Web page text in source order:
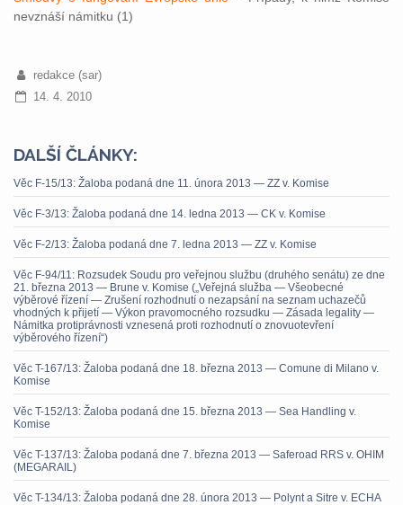
nevznáší námitku (1)
redakce (sar)
14. 4. 2010
DALŠÍ ČLÁNKY:
Věc F-15/13: Žaloba podaná dne 11. února 2013 — ZZ v. Komise
Věc F-3/13: Žaloba podaná dne 14. ledna 2013 — CK v. Komise
Věc F-2/13: Žaloba podaná dne 7. ledna 2013 — ZZ v. Komise
Věc F-94/11: Rozsudek Soudu pro veřejnou službu (druhého senátu) ze dne
21. března 2013 — Brune v. Komise („Veřejná služba — Všeobecné
výběrové řízení — Zrušení rozhodnutí o nezapsání na seznam uchazečů
vhodných k přijetí — Výkon pravomocného rozsudku — Zásada legality —
Námitka protiprávnosti vznesená proti rozhodnutí o znovuotevření
výběrového řízení“)
Věc T-167/13: Žaloba podaná dne 18. března 2013 — Comune di Milano v.
Komise
Věc T-152/13: Žaloba podaná dne 15. března 2013 — Sea Handling v.
Komise
Věc T-137/13: Žaloba podaná dne 7. března 2013 — Saferoad RRS v. OHIM
(MEGARAIL)
Věc T-134/13: Žaloba podaná dne 28. února 2013 — Polynt a Sitre v. ECHA